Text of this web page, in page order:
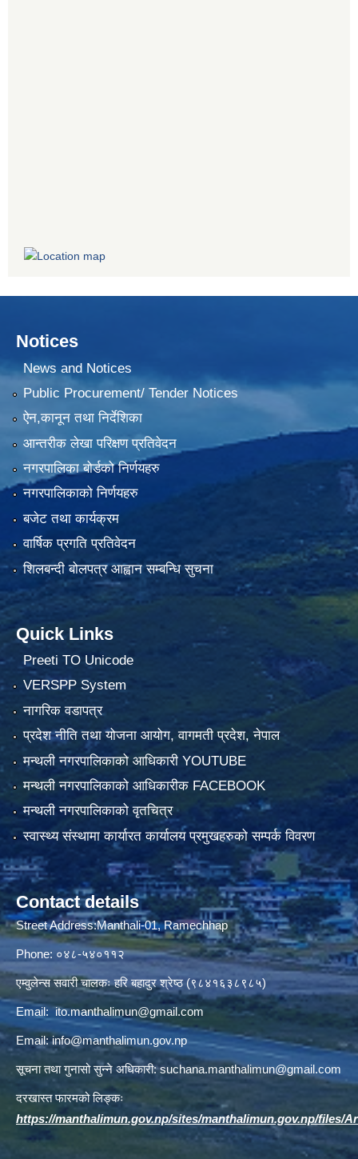
Notices
News and Notices
Public Procurement/ Tender Notices
ऐन,कानून तथा निर्देशिका
आन्तरीक लेखा परिक्षण प्रतिवेदन
नगरपालिका बोर्डको निर्णयहरु
नगरपालिकाको निर्णयहरु
बजेट तथा कार्यक्रम
वार्षिक प्रगति प्रतिवेदन
शिलबन्दी बोलपत्र आह्वान सम्बन्धि सुचना
Quick Links
Preeti TO Unicode
VERSPP System
नागरिक वडापत्र
प्रदेश नीति तथा योजना आयोग, वागमती प्रदेश, नेपाल
मन्थली नगरपालिकाको आधिकारी YOUTUBE
मन्थली नगरपालिकाको आधिकारीक FACEBOOK
मन्थली नगरपालिकाको वृतचित्र
स्वास्थ्य संस्थामा कार्यारत कार्यालय प्रमुखहरुको सम्पर्क विवरण
Contact details
Street Address:Manthali-01, Ramechhap
Phone: ०४८-५४०११२
एम्वुलेन्स सवारी चालकः हरि बहादुर श्रेष्ठ (९८४१६३८९८५)
Email:ito.manthalimun@gmail.com
Email:info@manthalimun.gov.np
सूचना तथा गुनासो सुन्ने अधिकारी:suchana.manthalimun@gmail.com
दरखास्त फारमको लिङ्कः
https://manthalimun.gov.np/sites/manthalimun.gov.np/files/